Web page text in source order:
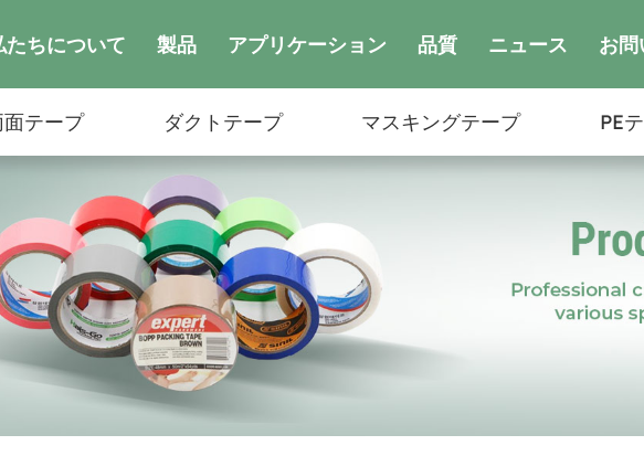
たちについて 製品 アプリケーション 品質 ニュース お問
面テープ ダクトテープ マスキングテープ PE